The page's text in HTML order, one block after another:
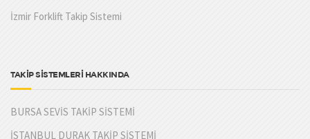
İzmir Forklift Takip Sistemi
TAKİP SİSTEMLERİ HAKKINDA
BURSA SEVİS TAKİP SİSTEMİ
İSTANBUL DURAK TAKİP SİSTEMİ